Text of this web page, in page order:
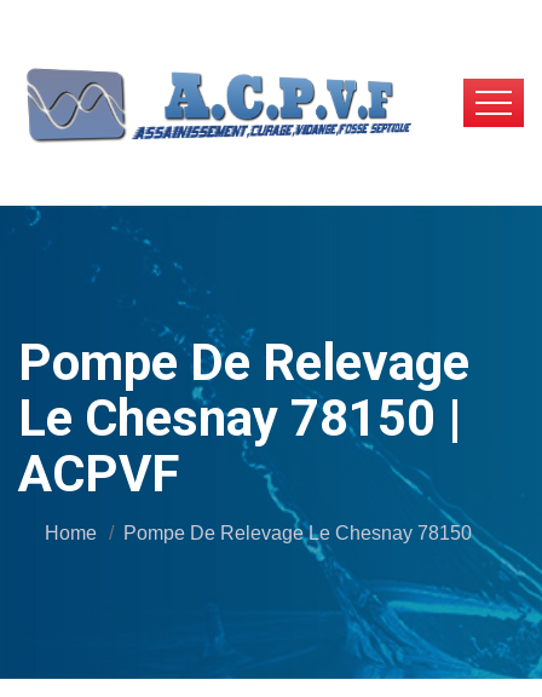
Pompe De Relevage
Le Chesnay 78150 |
ACPVF
Home Pompe De Relevage Le Chesnay 78150